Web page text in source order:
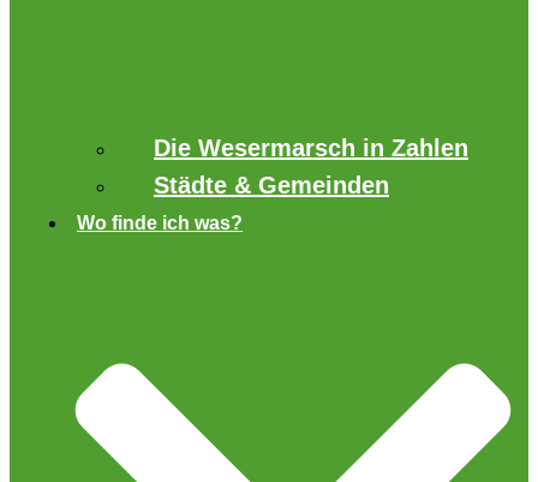
Die Wesermarsch in Zahlen
Städte & Gemeinden
Wo finde ich was?